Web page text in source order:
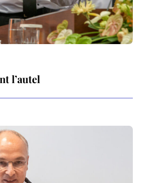
l’autel